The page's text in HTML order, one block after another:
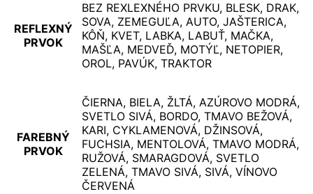
REFLEXNÝ
PRVOK
BEZ REXLEXNÉHO PRVKU, BLESK, DRAK,
SOVA, ZEMEGUĽA, AUTO, JAŠTERICA,
KÔŇ, KVET, LABKA, LABUŤ, MAČKA,
MAŠĽA, MEDVEĎ, MOTÝĽ, NETOPIER,
OROL, PAVÚK, TRAKTOR
FAREBNÝ
PRVOK
ČIERNA, BIELA, ŽLTÁ, AZÚROVO MODRÁ,
SVETLO SIVÁ, BORDO, TMAVO BEŽOVÁ,
KARI, CYKLAMENOVÁ, DŽINSOVÁ,
FUCHSIA, MENTOLOVÁ, TMAVO MODRÁ,
RUŽOVÁ, SMARAGDOVÁ, SVETLO
ZELENÁ, TMAVO SIVÁ, SIVÁ, VÍNOVO
ČERVENÁ